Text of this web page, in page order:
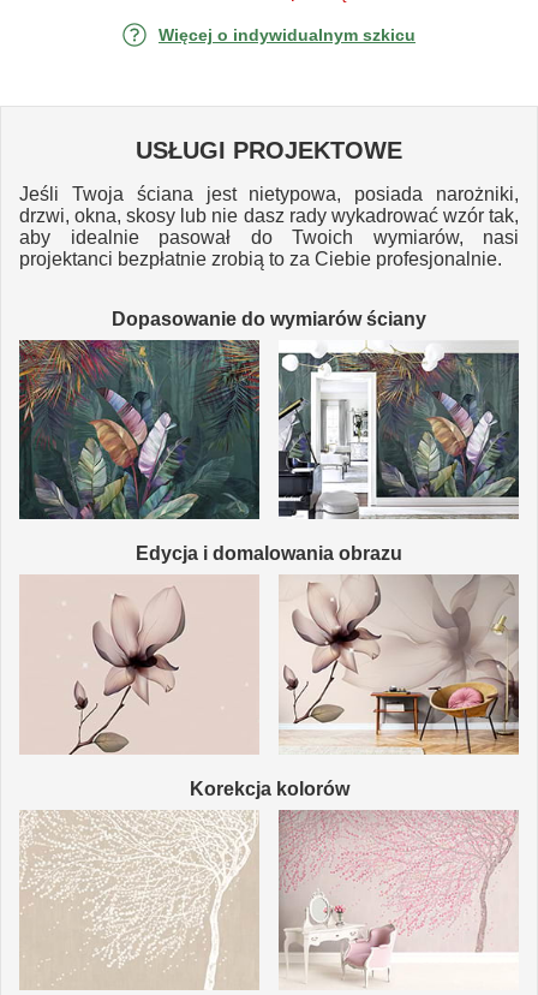
Więcej o indywidualnym szkicu
USŁUGI PROJEKTOWE
Jeśli Twoja ściana jest nietypowa, posiada narożniki,
drzwi, okna, skosy lub nie dasz rady wykadrować wzór tak,
aby idealnie pasował do Twoich wymiarów, nasi
projektanci bezpłatnie zrobią to za Ciebie profesjonalnie.
Dopasowanie do wymiarów ściany
Edycja i domalowania obrazu
Korekcja kolorów